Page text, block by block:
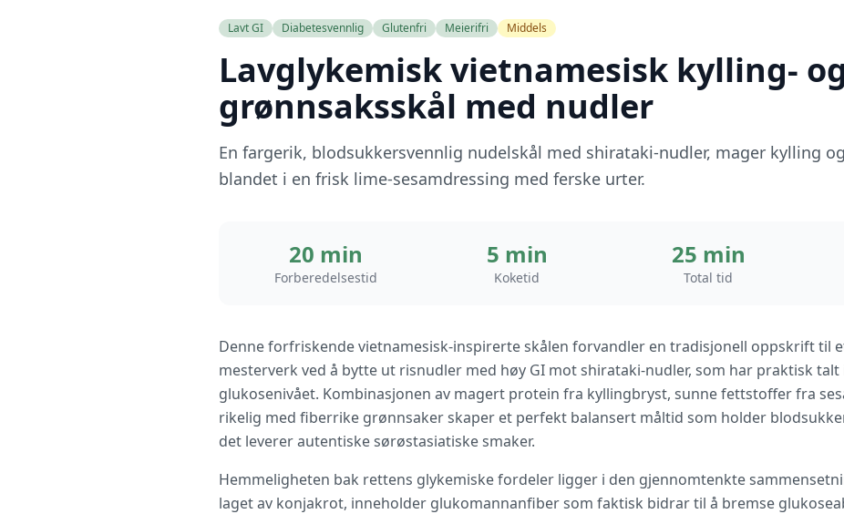
Lavt GI Diabetesvennlig Glutenfri Meierifri Middels
Lavglykemisk vietnamesisk kylling- og
grønnsaksskål med nudler
En fargerik, blodsukkersvennlig nudelskål med shirataki-nudler, mager kylling
blandet i en frisk lime-sesamdressing med ferske urter.
20 min
Forberedelsestid
5 min
Koketid
25 min
Total tid
Denne forfriskende vietnamesisk-inspirerte skålen forvandler en tradisjonell oppskrift til
mesterverk ved å bytte ut risnudler med høy GI mot shirataki-nudler, som har praktisk
glukosenivået. Kombinasjonen av magert protein fra kyllingbryst, sunne fettstoffer fra
rikelig med fiberrike grønnsaker skaper et perfekt balansert måltid som holder
det leverer autentiske sørøstasiatiske smaker.
Hemmeligheten bak rettens glykemiske fordeler ligger i den gjennomtenkte
laget av konjakrot, inneholder glukomannanfiber som faktisk bidrar til å bremse